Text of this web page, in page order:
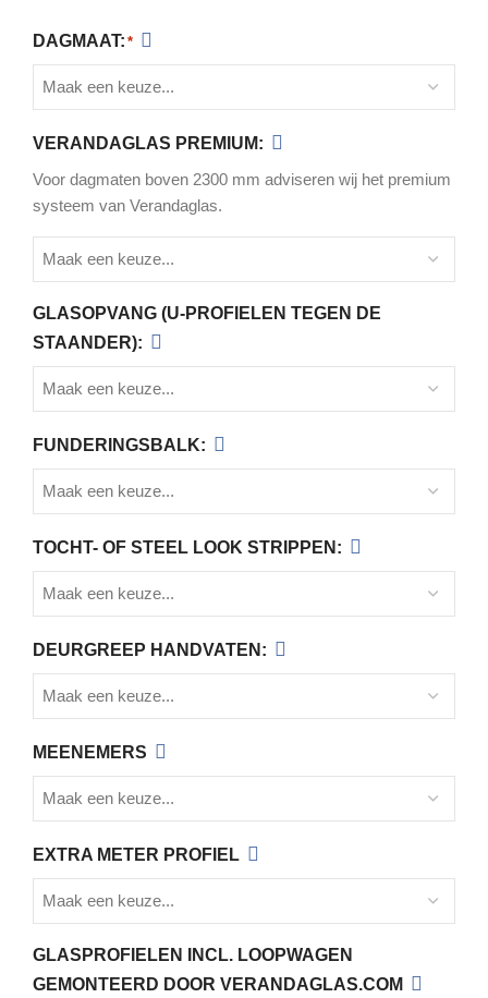
DAGMAAT: *
VERANDAGLAS PREMIUM:
Voor dagmaten boven 2300 mm adviseren wij het premium
systeem van Verandaglas.
GLASOPVANG (U-PROFIELEN TEGEN DE
STAANDER):
FUNDERINGSBALK:
TOCHT- OF STEEL LOOK STRIPPEN:
DEURGREEP HANDVATEN:
MEENEMERS
EXTRA METER PROFIEL
GLASPROFIELEN INCL. LOOPWAGEN
GEMONTEERD DOOR VERANDAGLAS.COM